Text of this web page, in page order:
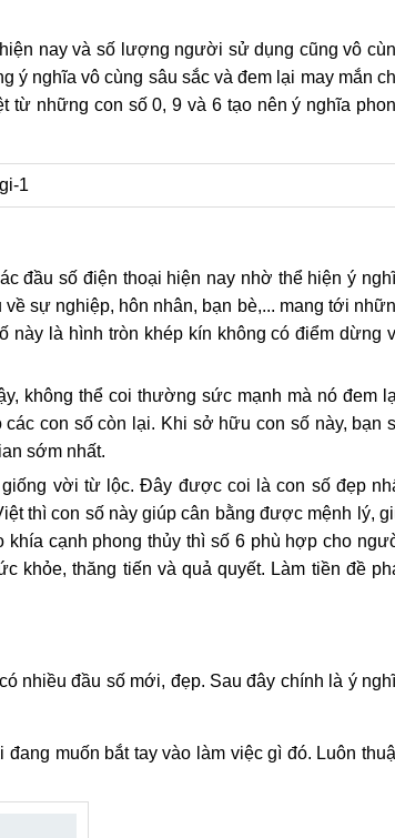
nay và số lượng người sử dụng cũng vô
ý nghĩa vô cùng sâu sắc và đem lại may mắn
từ những con số 0, 9 và 6 tạo nên ý nghĩa
đầu số điện thoại hiện nay nhờ thể hiện ý
sự nghiệp, hôn nhân, bạn bè,... mang tới
này là hình tròn khép kín không có điểm dừng
không thể coi thường sức mạnh mà nó đem
con số còn lại. Khi sở hữu con số này, bạn
sớm nhất.
vời từ lộc. Đây được coi là con số đẹp
thì con số này giúp cân bằng được mệnh lý,
cạnh phong thủy thì số 6 phù hợp cho
khỏe, thăng tiến và quả quyết. Làm tiền đề
nhiều đầu số mới, đẹp. Sau đây chính là ý
muốn bắt tay vào làm việc gì đó. Luôn